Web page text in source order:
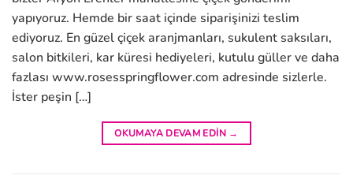
yapıyoruz. Hemde bir saat içinde siparişinizi teslim
ediyoruz. En güzel çiçek aranjmanları, sukulent saksıları,
salon bitkileri, kar küresi hediyeleri, kutulu güller ve daha
fazlası www.rosesspringflower.com adresinde sizlerle.
İster peşin […]
OKUMAYA DEVAM EDIN →